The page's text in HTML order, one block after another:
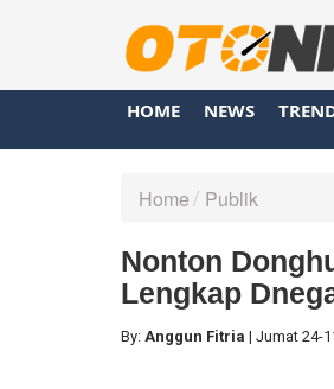
HOME NEWS
Home Publik
Nonton
Lengkap
By: Anggun Fitria | Jumat 24-